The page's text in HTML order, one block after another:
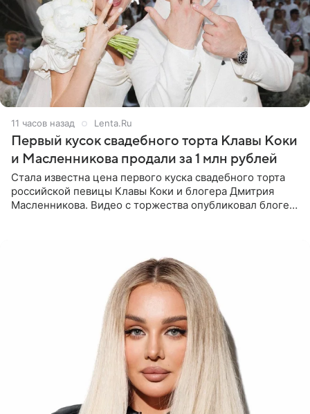
11 часов назад Lenta.Ru
Первый кусок свадебного торта Клавы Коки
и Масленникова продали за 1 млн рублей
Стала известна цена первого куска свадебного торта
российской певицы Клавы Коки и блогера Дмитрия
Масленникова. Видео с торжества опубликовал блогер